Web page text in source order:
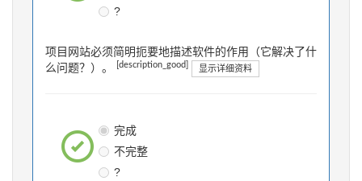
?
项目网站必须简明扼要地描述软件的作用（它解决了什
么问题？）。
[description_good] 显示详细资料
完成
不完整
?